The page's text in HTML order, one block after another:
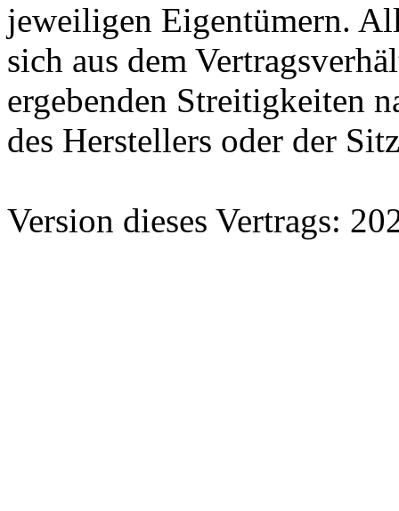
jeweiligen Eigentümern.
sich aus dem
ergebenden Streitigkeiten
des Herstellers oder der
Version dieses Vertrags: